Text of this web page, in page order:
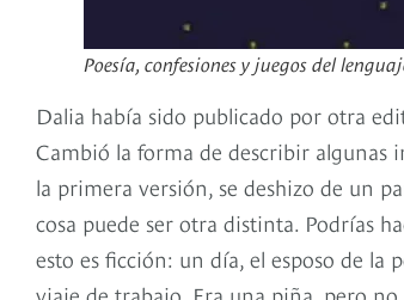
Poesía, confesiones y juegos del
Dalia había sido publicado por otra
Cambió la forma de describir algunas
la primera versión, se deshizo de un
cosa puede ser otra distinta. Podrías
esto es ficción: un día, el esposo de la
viaje de trabajo. Era una piña, pero no